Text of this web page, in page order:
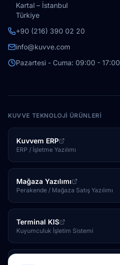
Kartal – İstanbul
Türkiye
+90 (216) 390 02 20
info@kuvve.com
Pazartesi - Cuma: 09:00 - 17:00
KUVVE TEKNOLOJI ÜRÜNLERI
Kuvvem ERP
ERP / İşletme Yazılımı
Mağaza Yazılımı
Perakende / Mağaza Satış Yazılımı
Terminal KIS
Kuyumculuk İşletim Sistemi